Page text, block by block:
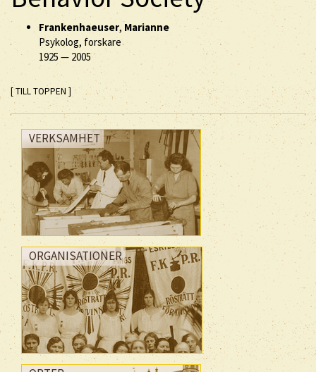
Frankenhaeuser, Marianne
Psykolog, forskare
1925 — 2005
[ TILL TOPPEN ]
VERKSAMHET
ORGANISATIONER